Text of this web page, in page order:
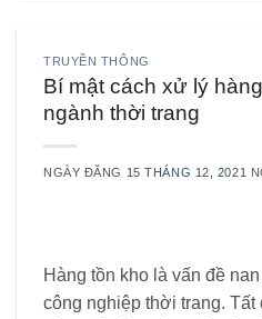
TRUYỀN THÔNG
Bí mật cách xử lý
ngành thời trang
NGÀY ĐĂNG 15 THÁNG 12, 2021
Hàng tồn kho là vấn đề
công nghiệp thời trang. Tất